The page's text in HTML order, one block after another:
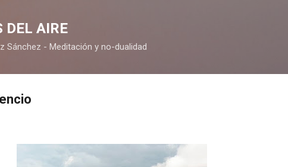
DEL AIRE
Sánchez - Meditación y no-dualidad